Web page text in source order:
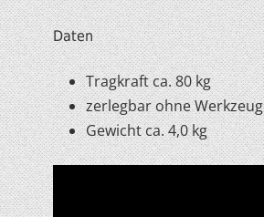
Daten
Tragkraft ca. 80 kg
zerlegbar ohne Werkzeug
Gewicht ca. 4,0 kg